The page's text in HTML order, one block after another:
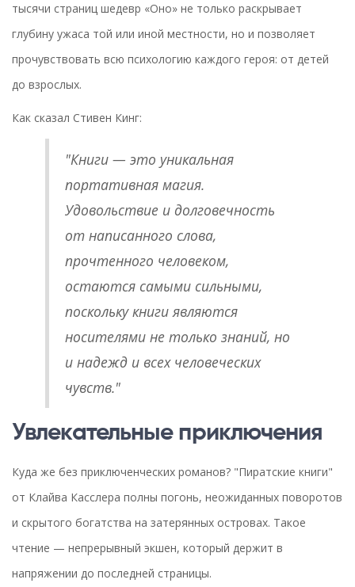
тысячи страниц шедевр «Оно» не только раскрывает
глубину ужаса той или иной местности, но и позволяет
прочувствовать всю психологию каждого героя: от детей
до взрослых.
Как сказал Стивен Кинг:
"Книги — это уникальная
портативная магия.
Удовольствие и долговечность
от написанного слова,
прочтенного человеком,
остаются самыми сильными,
поскольку книги являются
носителями не только знаний, но
и надежд и всех человеческих
чувств."
Увлекательные приключения
Куда же без приключенческих романов? "Пиратские книги"
от Клайва Касслера полны погонь, неожиданных поворотов
и скрытого богатства на затерянных островах. Такое
чтение — непрерывный экшен, который держит в
напряжении до последней страницы.